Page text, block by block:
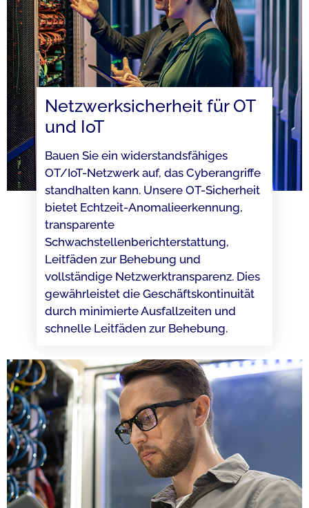
Netzwerksicherheit für OT
und IoT​
Bauen Sie ein widerstandsfähiges
OT/IoT-Netzwerk auf, das Cyberangriffe
standhalten kann. Unsere OT-Sicherheit
bietet Echtzeit-Anomalieerkennung,
transparente
Schwachstellenberichterstattung,
Leitfäden zur Behebung und
vollständige Netzwerktransparenz. Dies
gewährleistet die Geschäftskontinuität
durch minimierte Ausfallzeiten und
schnelle Leitfäden zur Behebung.